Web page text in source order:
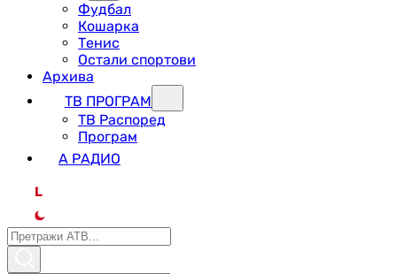
Фудбал
Кошарка
Тенис
Остали спортови
Архива
ТВ ПРОГРАМ
ТВ Распоред
Програм
А РАДИО
L